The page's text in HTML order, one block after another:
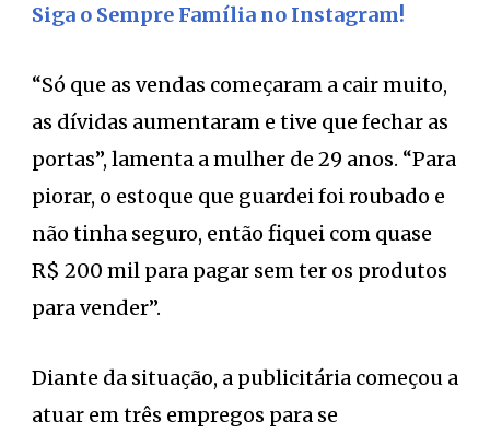
Siga o Sempre Família no Instagram!
“Só que as vendas começaram a cair muito,
as dívidas aumentaram e tive que fechar as
portas”, lamenta a mulher de 29 anos. “Para
piorar, o estoque que guardei foi roubado e
não tinha seguro, então fiquei com quase
R$ 200 mil para pagar sem ter os produtos
para vender”.
Diante da situação, a publicitária começou a
atuar em três empregos para se